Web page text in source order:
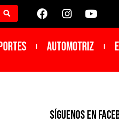
Automotriz
SíGUENOS EN